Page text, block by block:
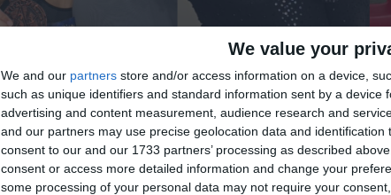
We value your
We and our partners store and/or access information on a device,
such as unique identifiers and standard information sent by a device
advertising and content measurement, audience research and
and our partners may use precise geolocation data and
consent to our and our 1733 partners’ processing as described
consent or access more detailed information and change your
some processing of your personal data may not require your